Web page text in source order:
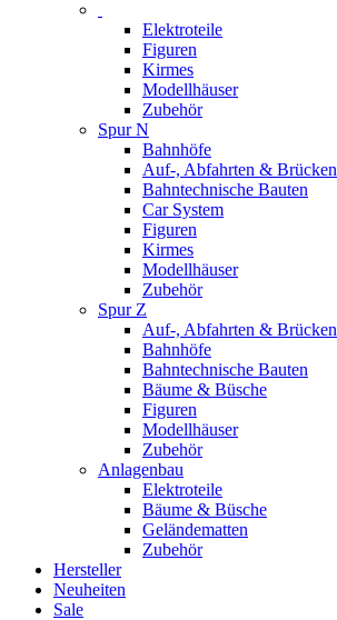
Elektroteile
Figuren
Kirmes
Modellhäuser
Zubehör
Spur N
Bahnhöfe
Auf-, Abfahrten & Brücken
Bahntechnische Bauten
Car System
Figuren
Kirmes
Modellhäuser
Zubehör
Spur Z
Auf-, Abfahrten & Brücken
Bahnhöfe
Bahntechnische Bauten
Bäume & Büsche
Figuren
Modellhäuser
Zubehör
Anlagenbau
Elektroteile
Bäume & Büsche
Geländematten
Zubehör
Hersteller
Neuheiten
Sale